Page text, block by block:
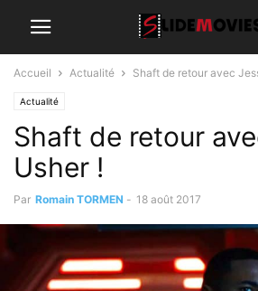
Accueil Actualité Shaft de retour avec
Actualité
Shaft de retour
Usher !
Par Romain TORMEN - 18 août 2017